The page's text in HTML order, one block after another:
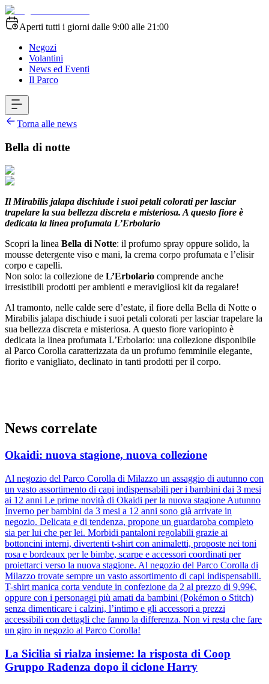
Aperti tutti i giorni dalle 9:00 alle 21:00
Negozi
Volantini
News ed Eventi
Il Parco
Torna alle news
Bella di notte
Il Mirabilis jalapa dischiude i suoi petali colorati per lasciar
trapelare la sua bellezza discreta e misteriosa. A questo fiore è
dedicata la linea profumata L’Erbolario
Scopri la linea Bella di Notte: il profumo spray oppure solido, la
mousse detergente viso e mani, la crema corpo profumata e l’elisir
corpo e capelli.
Non solo: la collezione de L’Erbolario comprende anche
irresistibili prodotti per ambienti e meravigliosi kit da regalare!
Al tramonto, nelle calde sere d’estate, il fiore della Bella di Notte o
Mirabilis jalapa dischiude i suoi petali colorati per lasciar trapelare la
sua bellezza discreta e misteriosa. A questo fiore variopinto è
dedicata la linea profumata L’Erbolario: una collezione disponibile
al Parco Corolla caratterizzata da un profumo femminile elegante,
fiorito e vanigliato, declinato in tanti prodotti per il corpo.
News correlate
Okaidi: nuova stagione, nuova collezione
Al negozio del Parco Corolla di Milazzo un assaggio di autunno con
un vasto assortimento di capi indispensabili per i bambini dai 3 mesi
ai 12 anni Le prime novità di Okaidi per la nuova stagione Autunno
Inverno per bambini da 3 mesi a 12 anni sono già arrivate in
negozio. Delicata e di tendenza, propone un guardaroba completo
sia per lui che per lei. Morbidi pantaloni regolabili grazie ai
bottoncini interni, divertenti t-shirt con animaletti, proposte nei toni
rosa e bordeaux per le bimbe, scarpe e accessori coordinati per
proiettarci verso la nuova stagione. Al negozio del Parco Corolla di
Milazzo trovate sempre un vasto assortimento di capi indispensabili.
T-shirt manica corta vendute in confezione da 2 al prezzo di 9,99€,
oppure con i personaggi più amati da bambini (Pokémon o Stitch)
senza dimenticare i calzini, l’intimo e gli accessori a prezzi
accessibili con dettagli che fanno la differenza. Non vi resta che fare
un giro in negozio al Parco Corolla!
La Sicilia si rialza insieme: la risposta di Coop
Gruppo Radenza dopo il ciclone Harry